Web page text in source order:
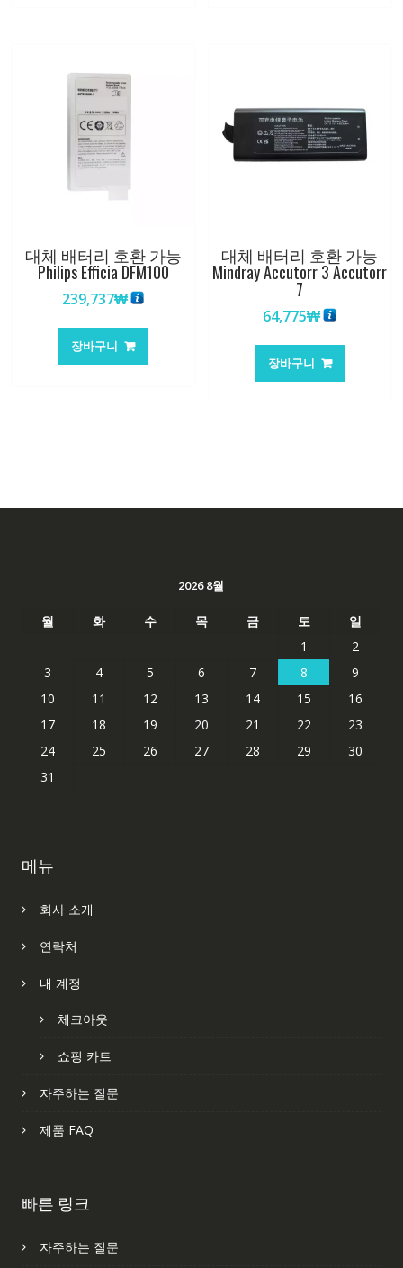
대체 배터리 호환 가능
Philips Efficia DFM100
239,737₩
장바구니
대체 배터리 호환 가능
Mindray Accutorr 3 Accutorr
7
64,775₩
장바구니
2026 8월
월 화 수 목 금 토
일
1
2
3
4 5 6 7 8
9
10
11 12 13 14 15
16
17
18 19 20 21 22
23
24
25 26 27 28 29
30
31
메뉴
회사 소개
연락처
내 계정
체크아웃
쇼핑 카트
자주하는 질문
제품 FAQ
빠른 링크
자주하는 질문